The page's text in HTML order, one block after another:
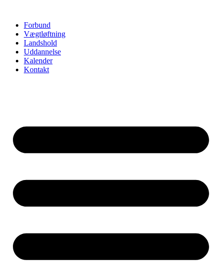
indholdForbund
Vægtløftning
Landshold
Uddannelse
Kalender
Kontakt